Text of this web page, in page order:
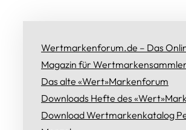
Wertmarkenforum.de – Das
Magazin für Wertmarkensammler
Das alte «Wert»Markenforum
Downloads Hefte des
Download Wertmarkenkatalog